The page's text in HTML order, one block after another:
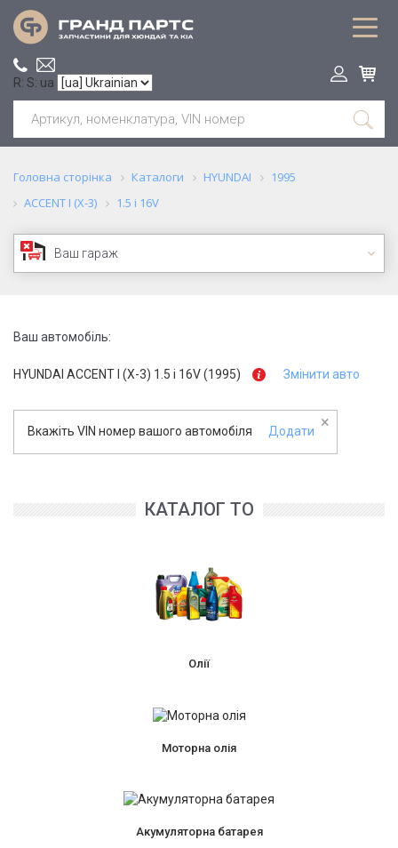
R: S: ua
Головна сторінка Каталоги HYUNDAI
1995
ACCENT I (X-3)
1.5 i 16V
Ваш гараж
Ваш автомобіль:
HYUNDAI ACCENT I (X-3) 1.5 i 16V (1995) Змінити авто
Вкажіть VIN номер вашого автомобіля Додати
×
КАТАЛОГ ТО
Олії
Моторна олія
Акумуляторна батарея